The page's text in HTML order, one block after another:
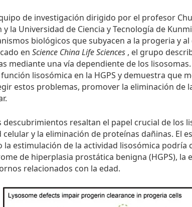
de investigación dirigido por el profesor
y la Universidad de Ciencia y Tecnología de
biológicos que subyacen a la progeria y
en Science China Life Sciences , el grupo
mediante una vía dependiente de los
lisosómica en la HGPS y demuestra que
estos problemas, promover la eliminación de
descubrimientos resaltan el papel crucial de los
celular y la eliminación de proteínas dañinas. El
la estimulación de la actividad lisosómica
de hiperplasia prostática benigna (HGPS), la
relacionados con la edad.